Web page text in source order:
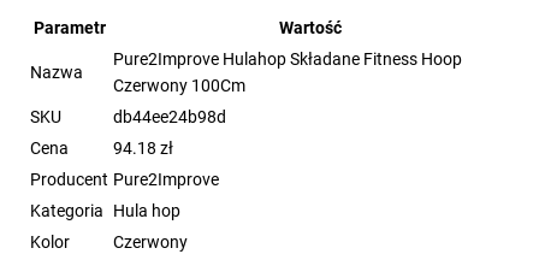
Parametr Wartość
Nazwa
Pure2Improve Hulahop Składane Fitness Hoop
Czerwony 100Cm
SKU
db44ee24b98d
Cena
94.18 zł
Producent Pure2Improve
Kategoria
Hula hop
Kolor
Czerwony